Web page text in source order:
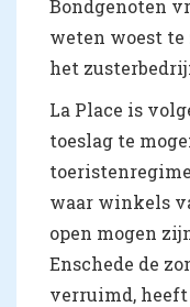
Bondgenoten
weten woest
het
La Place is
toeslag te
waar winkels
open mogen
Enschede de
verruimd,